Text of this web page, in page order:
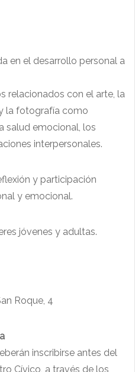
en el desarrollo personal a
relacionados con el arte, la
la fotografía como
salud emocional, los
interpersonales.
y participación
y emocional.
jóvenes y adultas.
Roque, 4
inscribirse antes del
Cívico, a través de los